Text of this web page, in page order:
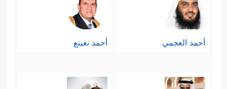
أحمد العجمي أحمد نعينع